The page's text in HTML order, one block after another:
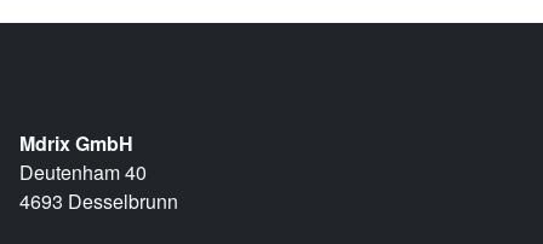
Mdrix GmbH
Deutenham 40
4693 Desselbrunn